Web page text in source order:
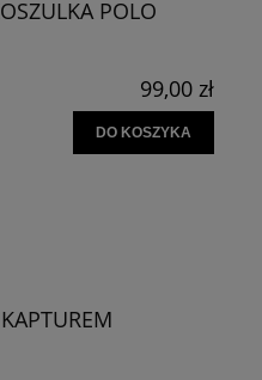
POLO
99,00 zł
DO KOSZYKA